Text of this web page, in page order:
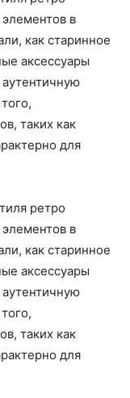
в
как старинное
аксессуары
таких как
для
ретро
в
как старинное
аксессуары
таких как
для